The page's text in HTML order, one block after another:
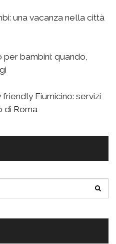
una vacanza nella città
per bambini: quando,
Fiumicino: servizi
di Roma